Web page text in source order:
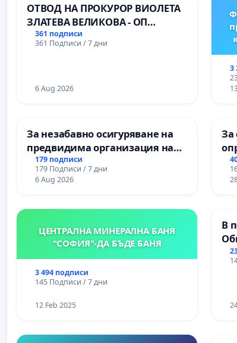
Пазарджик
ОТВОД НА ПРОКУРОР ВИОЛЕТА
ЗЛАТЕВА ВЕЛИКОВА - ОП
ДОБРИЧ
361 подписи
361 Подписи / 7 дни
6 Aug 2026
3
За незабавно осигуряване на
предвидима организация на
учебния процес и гарантиране
на правото на равнопоставено
и качествено образование на
гимназия „
179 подписи
179 Подписи / 7 дни
6 Aug 2026
За
ЦЕНТРАЛНА МИНЕРАЛНА БАНЯ
"СОФИЯ"-ДА БЪДЕ БАНЯ
3 494 подписи
145 Подписи / 7 дни
12 Feb 2025
В